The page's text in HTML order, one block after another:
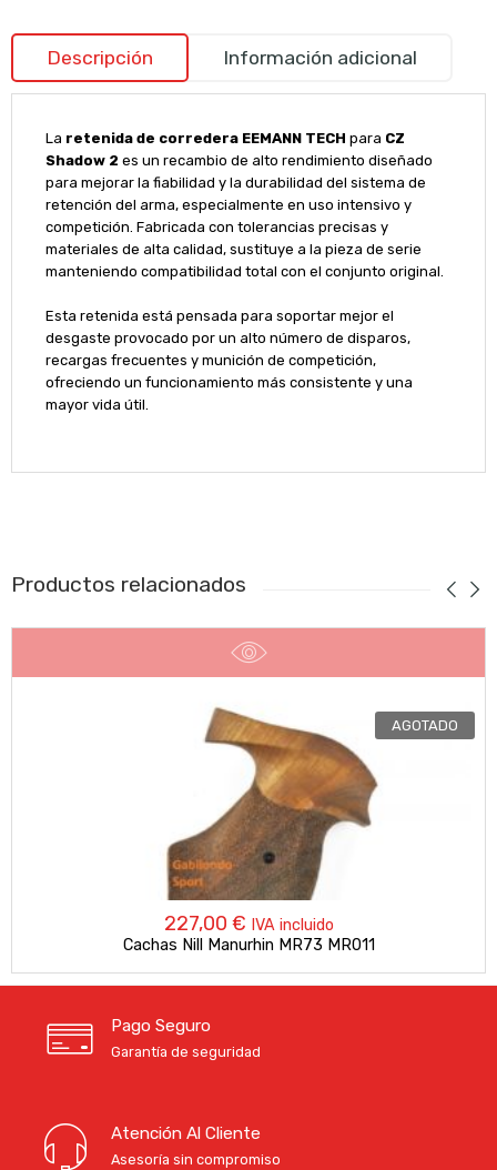
Descripción Información adicional
La retenida de corredera EEMANN TECH para CZ
Shadow 2 es un recambio de alto rendimiento diseñado
para mejorar la fiabilidad y la durabilidad del sistema de
retención del arma, especialmente en uso intensivo y
competición. Fabricada con tolerancias precisas y
materiales de alta calidad, sustituye a la pieza de serie
manteniendo compatibilidad total con el conjunto original.
Esta retenida está pensada para soportar mejor el
desgaste provocado por un alto número de disparos,
recargas frecuentes y munición de competición,
ofreciendo un funcionamiento más consistente y una
mayor vida útil.
Productos relacionados
AGOTADO
227,00 € IVA incluido
Cachas Nill Manurhin MR73 MR011
Pago Seguro
Garantía de seguridad
Atención Al Cliente
Asesoría sin compromiso